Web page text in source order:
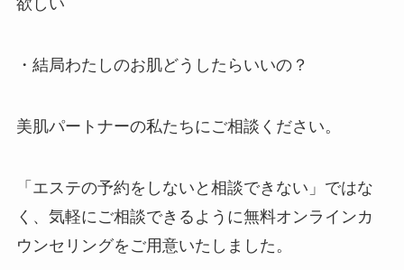
欲しい
・結局わたしのお肌どうしたらいいの？
美肌パートナーの私たちにご相談ください。
「エステの予約をしないと相談できない」ではな
く、気軽にご相談できるように無料オンラインカ
ウンセリングをご用意いたしました。